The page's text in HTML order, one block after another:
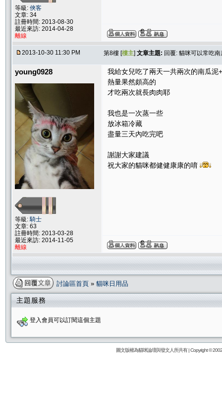
等級: 俠客
文章: 34
註冊時間: 2013-08-30
最近來訪: 2014-04-28
離線
2013-10-30 11:30 PM 第8樓 [樓主] 文章主題: 回覆: 貓咪可以常吃
young0928
等級:騎士
文章: 63
註冊時間: 2013-03-28
最近來訪: 2014-11-05
離線
我給女兒吃了兩天一共兩次的南瓜泥
熱量果然頗高的
才吃兩次就長肉肉耶
我也是一次蒸一些
放冰箱冷藏
盡量三天內吃完吧
謝謝大家建議
祝大家的貓咪都健健康康的唷
討論區首頁 » 貓咪日用品
主題服務
登入會員可以訂閱這個主題
圖文版權為貓咪論壇與發文人所共有 | Copyright ©